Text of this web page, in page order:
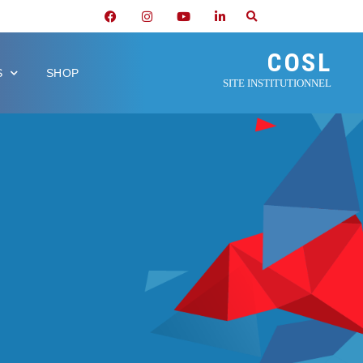
SHOP COSL
SITE INSTITUTIONNEL